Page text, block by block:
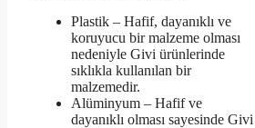
Plastik – Hafif, dayanıklı ve
koruyucu bir malzeme olması
nedeniyle Givi ürünlerinde
sıklıkla kullanılan bir
malzemedir.
Alüminyum – Hafif ve
dayanıklı olması sayesinde Givi